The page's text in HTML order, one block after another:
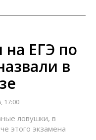
ЕГЭ по
в
17:00
ловушки, в
этого экзамена